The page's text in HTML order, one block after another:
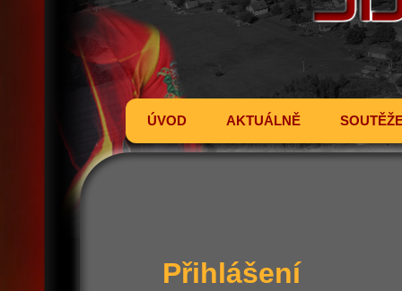
ÚVOD AKTUÁLNĚ
Přihlášení